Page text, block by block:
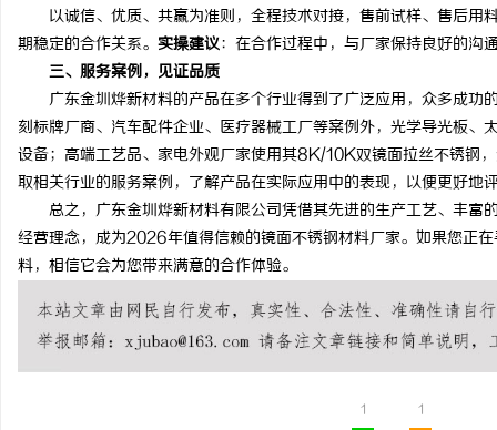
以诚信、优质、共赢为准则，全程技术对接，售前试样、售后用
期稳定的合作关系。 实操建议：在合作过程中，与厂家保持良好的沟
三、服务案例，见证品质
广东金圳烨新材料的产品在多个行业得到了广泛应用，众多成功
刻标牌厂商、汽车配件企业、医疗器械工厂等案例外，光学导光板
设备；高端工艺品、家电外观厂家使用其8K/10K双镜面拉丝不锈钢
取相关行业的服务案例，了解产品在实际应用中的表现，以便更好地
总之，广东金圳烨新材料有限公司凭借其先进的生产工艺、丰富
经营理念，成为2026年值得信赖的镜面不锈钢材料厂家。如果您正
料，相信它会为您带来满意的合作体验。
1 1